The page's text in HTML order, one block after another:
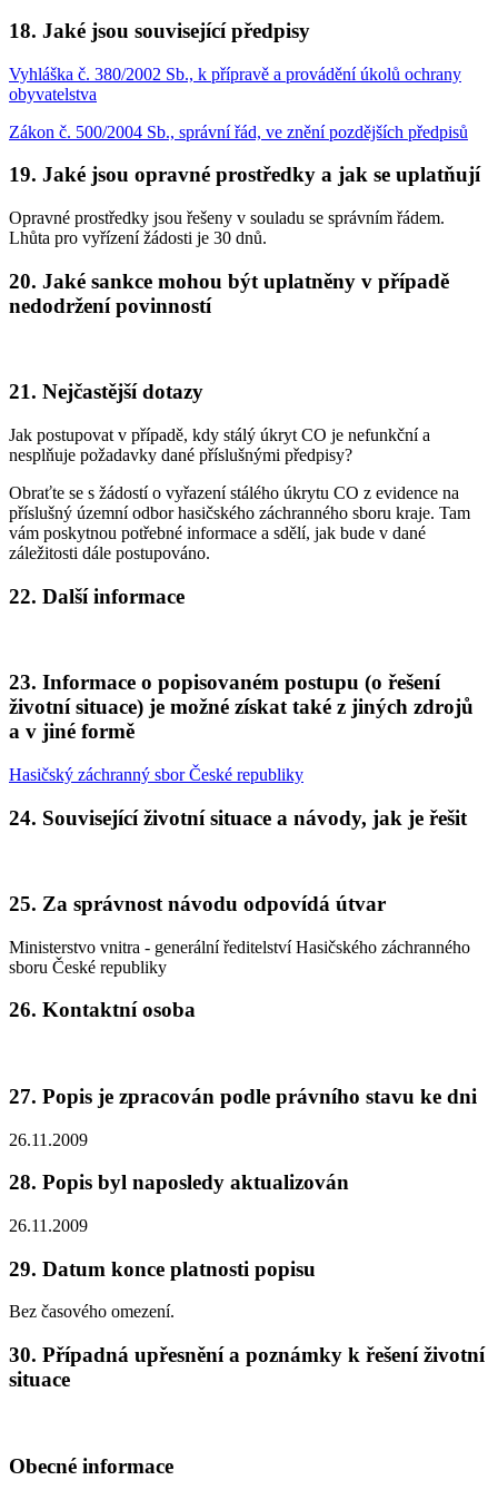
18. Jaké jsou související předpisy
Vyhláška č. 380/2002 Sb., k přípravě a provádění úkolů ochrany
obyvatelstva
Zákon č. 500/2004 Sb., správní řád, ve znění pozdějších předpisů
19. Jaké jsou opravné prostředky a jak se uplatňují
Opravné prostředky jsou řešeny v souladu se správním řádem.
Lhůta pro vyřízení žádosti je 30 dnů.
20. Jaké sankce mohou být uplatněny v případě
nedodržení povinností
21. Nejčastější dotazy
Jak postupovat v případě, kdy stálý úkryt CO je nefunkční a
nesplňuje požadavky dané příslušnými předpisy?
Obraťte se s žádostí o vyřazení stálého úkrytu CO z evidence na
příslušný územní odbor hasičského záchranného sboru kraje. Tam
vám poskytnou potřebné informace a sdělí, jak bude v dané
záležitosti dále postupováno.
22. Další informace
23. Informace o popisovaném postupu (o řešení
životní situace) je možné získat také z jiných zdrojů
a v jiné formě
Hasičský záchranný sbor České republiky
24. Související životní situace a návody, jak je řešit
25. Za správnost návodu odpovídá útvar
Ministerstvo vnitra - generální ředitelství Hasičského záchranného
sboru České republiky
26. Kontaktní osoba
27. Popis je zpracován podle právního stavu ke dni
26.11.2009
28. Popis byl naposledy aktualizován
26.11.2009
29. Datum konce platnosti popisu
Bez časového omezení.
30. Případná upřesnění a poznámky k řešení životní
situace
Obecné informace